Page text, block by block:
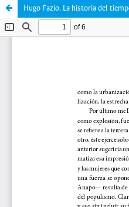
Hugo Fazio. La historia del